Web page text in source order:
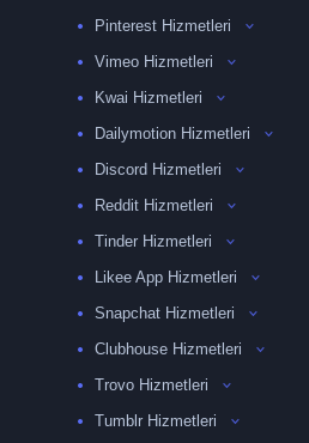
Pinterest Hizmetleri
Vimeo Hizmetleri
Kwai Hizmetleri
Dailymotion Hizmetleri
Discord Hizmetleri
Reddit Hizmetleri
Tinder Hizmetleri
Likee App Hizmetleri
Snapchat Hizmetleri
Clubhouse Hizmetleri
Trovo Hizmetleri
Tumblr Hizmetleri